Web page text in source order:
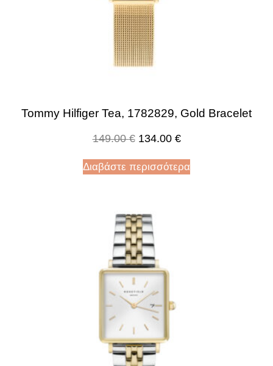
Tommy Hilfiger Tea, 1782829, Gold Bracelet
149.00€ 134.00 €
Διαβάστε περισσότερα